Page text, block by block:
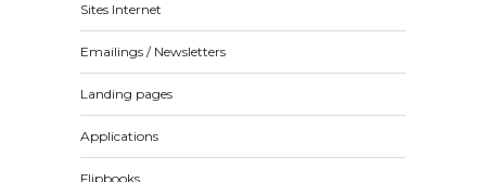
Sites Internet
Emailings / Newsletters
Landing pages
Applications
Flipbooks